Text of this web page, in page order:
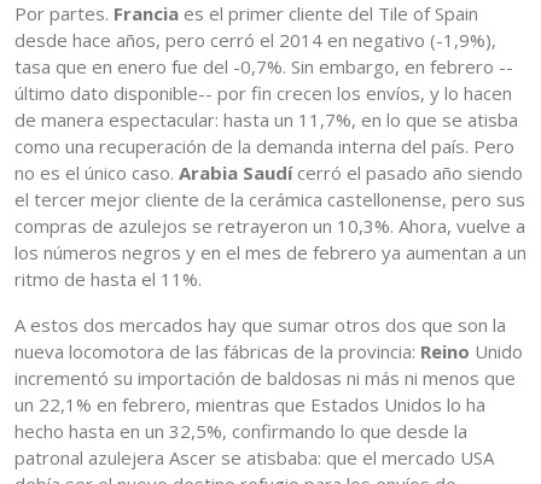
Por partes. Francia es el primer cliente del Tile of Spain
desde hace años, pero cerró el 2014 en negativo (-1,9%),
tasa que en enero fue del -0,7%. Sin embargo, en febrero --
último dato disponible-- por fin crecen los envíos, y lo hacen
de manera espectacular: hasta un 11,7%, en lo que se atisba
como una recuperación de la demanda interna del país. Pero
no es el único caso. Arabia Saudícerró el pasado año siendo
el tercer mejor cliente de la cerámica castellonense, pero sus
compras de azulejos se retrayeron un 10,3%. Ahora, vuelve a
los números negros y en el mes de febrero ya aumentan a un
ritmo de hasta el 11%.
A estos dos mercados hay que sumar otros dos que son la
nueva locomotora de las fábricas de la provincia: Reino Unido
incrementó su importación de baldosas ni más ni menos que
un 22,1% en febrero, mientras que Estados Unidos lo ha
hecho hasta en un 32,5%, confirmando lo que desde la
patronal azulejera Ascer se atisbaba: que el mercado USA